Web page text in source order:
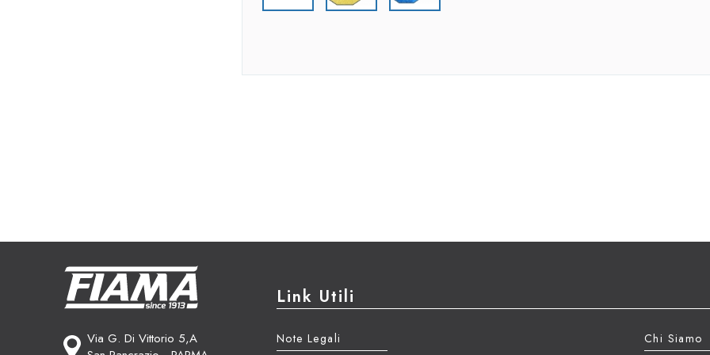
Via G. Di Vittorio 5,A
Link Utili
Note Legali Chi Siamo